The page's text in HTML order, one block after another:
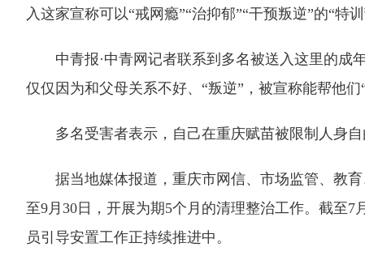
入这家宣称可以“戒网瘾”“治抑郁”“干预叛逆”的“特
中青报·中青网记者联系到多名被送入这里的成
仅仅因为和父母关系不好、“叛逆”，被宣称能帮他们
多名受害者表示，自己在重庆赋苗被限制人身自
据当地媒体报道，重庆市网信、市场监管、教育
至9月30日，开展为期5个月的清理整治工作。截至
员引导安置工作正持续推进中。